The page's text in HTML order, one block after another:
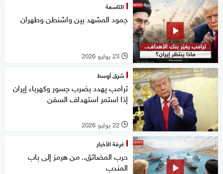
التاسعة
جمود المشهد بين واشنطن وطهران
l 23 يوليو 2026
شرق أوسط
ترامب يهدد بضرب جسور وكهرباء إيران
إذا استمر استهداف السفن
l 22 يوليو 2026
غرفة الأخبار
حرب المضائق.. من هرمز إلى باب
المندب